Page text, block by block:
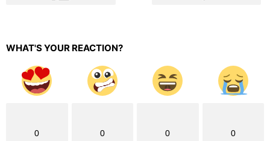
WHAT'S YOUR REACTION?
0 0 0 0